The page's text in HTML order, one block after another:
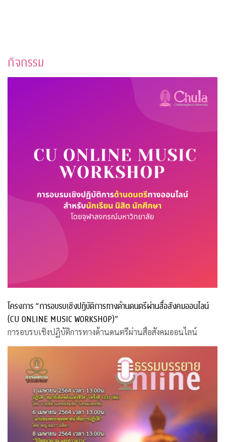
กิจกรรม
โครงการ “การอบรบเชิงปฏิบัติการทางด้านดนตรีผ่านสื่อสังคมออนไลน์
(CU ONLINE MUSIC WORKSHOP)”
การอบรบเชิงปฏิบัติการทางด้านดนตรีผ่านสื่อสังคมออนไลน์